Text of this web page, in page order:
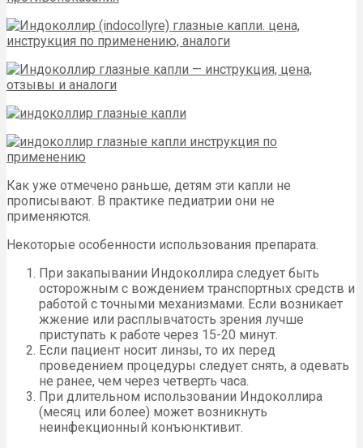
Как уже отмечено раньше, детям эти капли не
прописывают. В практике педиатрии они не
применяются.
Некоторые особенности использования препарата.
При закапывании Индоколлира следует быть
осторожным с вождением транспортных средств и
работой с точными механизмами. Если возникает
жжение или расплывчатость зрения лучше
приступать к работе через 15-20 минут.
Если пациент носит линзы, то их перед
проведением процедуры следует снять, а одевать
не ранее, чем через четверть часа.
При длительном использовании Индоколлира
(месяц или более) может возникнуть
неинфекционный конъюнктивит.